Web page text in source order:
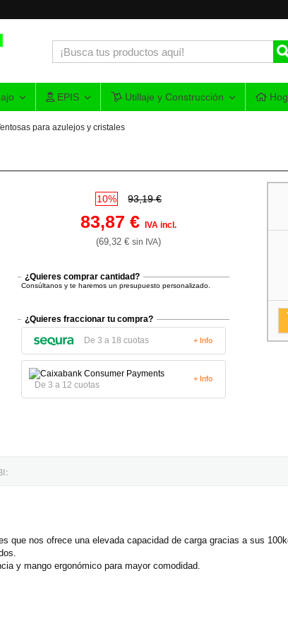
EPIS Utillaje y Construcción
para azulejos y cristales
10% 93,19 €
83,87 €IVA incl.
(69,32 €sin IVA)
¿Quieres comprar cantidad?
Consúltanos y te haremos un presupuesto personalizado.
¿Quieres fraccionar tu compra?
De 3 a 18 cuotas + Info
De 3 a 12 cuotas
+ Info
que nos ofrece una elevada capacidad de carga gracias a sus
y mango ergonómico para mayor comodidad.